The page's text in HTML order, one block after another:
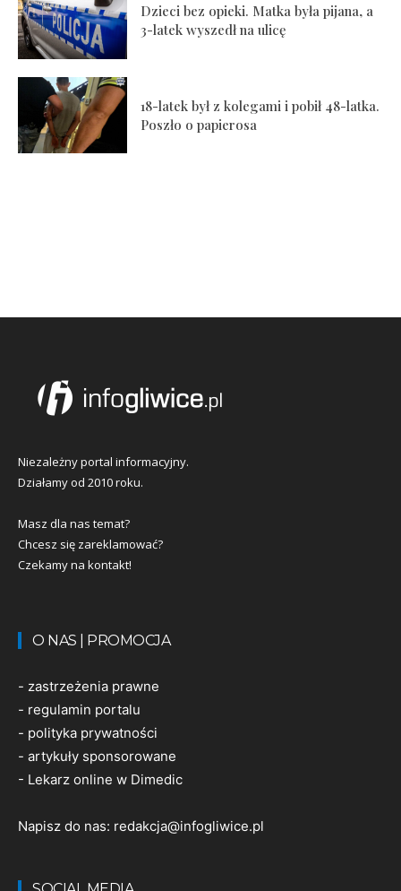
Dzieci bez opieki. Matka była pijana, a
3-latek wyszedł na ulicę
18-latek był z kolegami i pobił 48-latka.
Poszło o papierosa
Niezależny portal informacyjny.
Działamy od 2010 roku.
Masz dla nas temat?
Chcesz się zareklamować?
Czekamy na kontakt!
O NAS | PROMOCJA
- zastrzeżenia prawne
- regulamin portalu
- polityka prywatności
- artykuły sponsorowane
- Lekarz online w Dimedic
Napisz do nas: redakcja@infogliwice.pl